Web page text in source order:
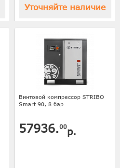
Уточняйте наличие
Винтовой компрессор STRIBO
Smart 90, 8 бар
57936.00р.